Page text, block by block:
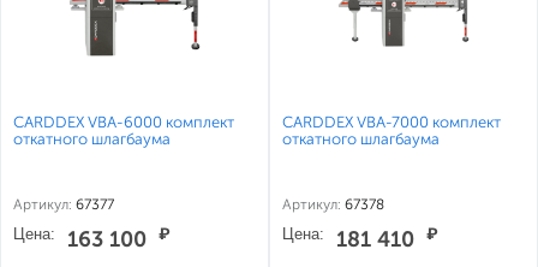
CARDDEX VBA-6000 комплект
откатного шлагбаума
Артикул: 67377
Цена: 163 100 ₽
CARDDEX VBA-7000 комплект
откатного шлагбаума
Артикул: 67378
Цена: 181 410 ₽